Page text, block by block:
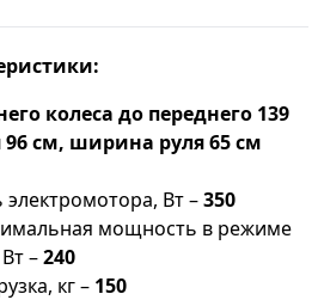
колеса до переднего 139
см, ширина руля 65 см
Вт –350
мощность в режиме
–240
кг – 150